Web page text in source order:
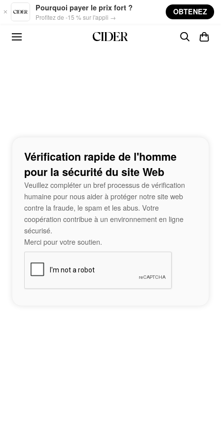
Skip to main content
Pourquoi payer le prix fort ?
Profitez de -15 % sur l'appli →
OBTENEZ
Vérification rapide de l'homme
pour la sécurité du site Web
Veuillez compléter un bref processus de vérification
humaine pour nous aider à protéger notre site web
contre la fraude, le spam et les abus. Votre
coopération contribue à un environnement en ligne
sécurisé.
Merci pour votre soutien.